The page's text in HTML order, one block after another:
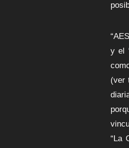
y el
(ver
“La